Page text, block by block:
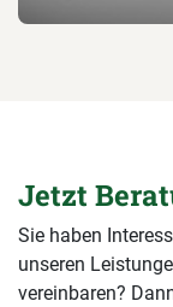
Jetzt
Sie haben
unseren
vereinbaren?